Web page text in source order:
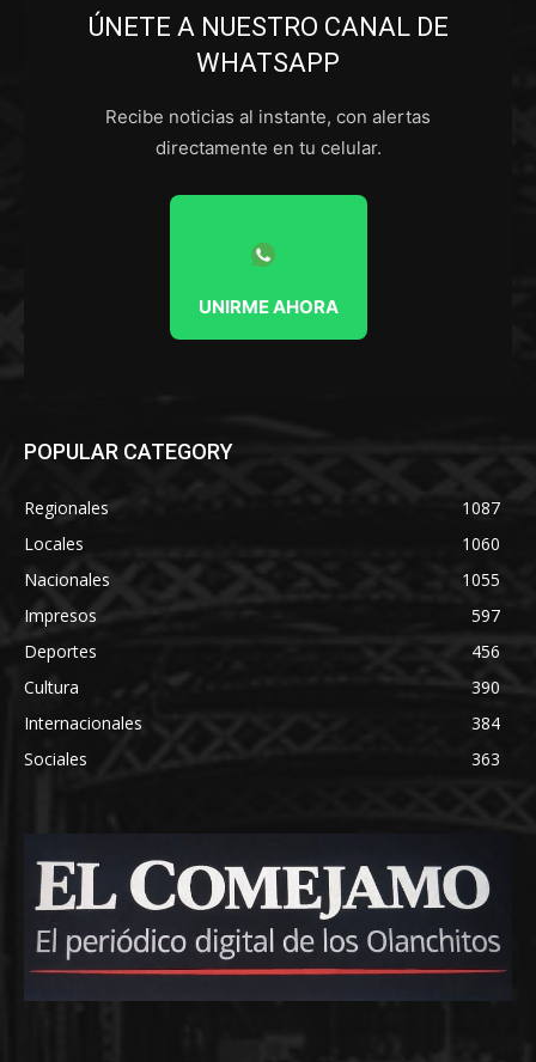
ÚNETE A NUESTRO CANAL DE
WHATSAPP
Recibe noticias al instante, con alertas
directamente en tu celular.
UNIRME AHORA
POPULAR CATEGORY
Regionales
1087
Locales
1060
Nacionales
1055
Impresos
597
Deportes
456
Cultura
390
Internacionales
384
Sociales
363